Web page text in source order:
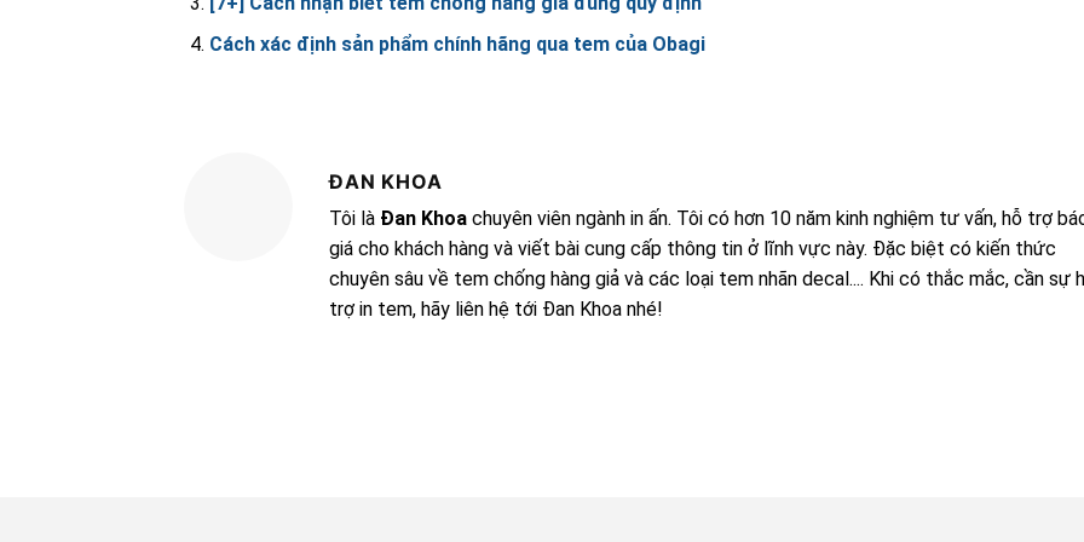
Cách xác định sản phẩm chính hãng qua tem của Obagi
ĐAN KHOA
Tôi là Đan Khoa chuyên viên ngành in ấn. Tôi có hơn 10 năm kinh nghiệm tư vấn, hỗ trợ
giá cho khách hàng và viết bài cung cấp thông tin ở lĩnh vực này. Đặc biệt có kiến thức
chuyên sâu về tem chống hàng giả và các loại tem nhãn decal.... Khi có thắc mắc, cần sự
trợ in tem, hãy liên hệ tới Đan Khoa nhé!